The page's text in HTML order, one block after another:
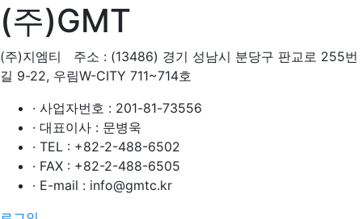
(주)GMT
(주)지엠티 주소 : (13486) 경기 성남시 분당구 판교로 255번
길 9-22, 우림W-CITY 711~714호
· 사업자번호 : 201-81-73556
· 대표이사 : 문병욱
· TEL : +82-2-488-6502
· FAX : +82-2-488-6505
· E-mail : info@gmtc.kr